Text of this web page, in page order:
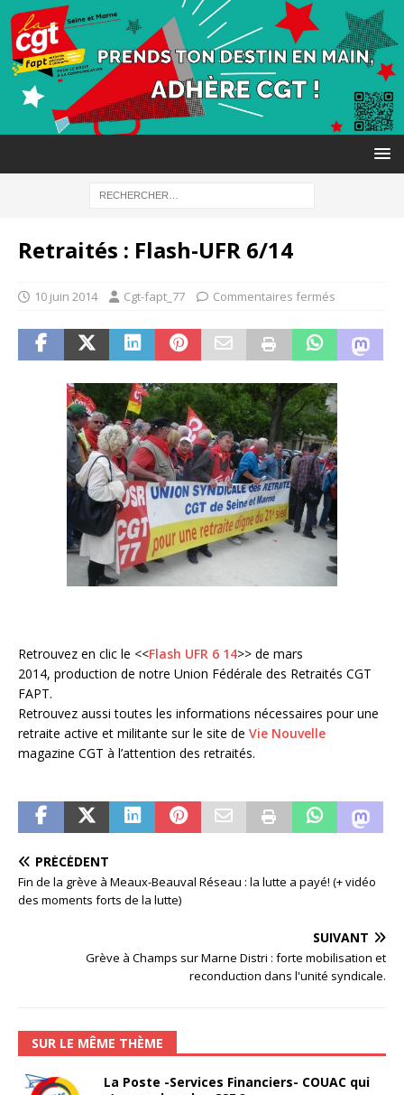
Retraités : Flash-UFR 6/14
10 juin 2014 Cgt-fapt_77 Commentaires fermés
Retrouvez en clic le <<Flash UFR 6 14>> de mars
2014, production de notre Union Fédérale des Retraités CGT
FAPT.
Retrouvez aussi toutes les informations nécessaires pour une
retraite active et militante sur le site de Vie Nouvelle
magazine CGT à l’attention des retraités.
PRÉCÉDENT
Fin de la grève à Meaux-Beauval Réseau : la lutte a payé! (+ vidéo
des moments forts de la lutte)
SUIVANT
Grève à Champs sur Marne Distri : forte mobilisation et
reconduction dans l'unité syndicale.
SUR LE MÊME THÈME
La Poste -Services Financiers- COUAC qui